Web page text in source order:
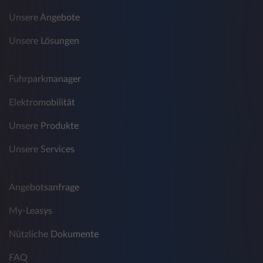
Unsere Angebote
Unsere Lösungen
Fuhrparkmanager
Elektromobilität
Unsere Produkte
Unsere Services
Angebotsanfrage
My-Leasys
Nützliche Dokumente
FAQ